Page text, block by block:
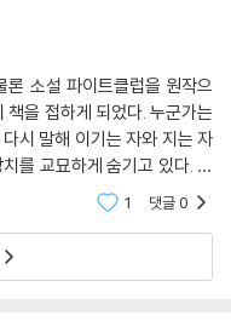
기 더미에서 지방을 훔쳐다
어떤지 알기나 해? 내가 뭘
났을 때 진료비를 어떻게 내는
못 느끼고, 또 힘도 없어.”
한다. 왜냐하면 우리에겐 세
은 지구를 마구잡이로 손상시
다. 이 쓰레기 더미에서 우리
론 소설 파이트클럽을 원작으
하게 되었다. 누군가는
시 말해 이기는 자와 지는 자
를 교묘하게 숨기고 있다. 개
어쩌랴. 싸
1 댓글0